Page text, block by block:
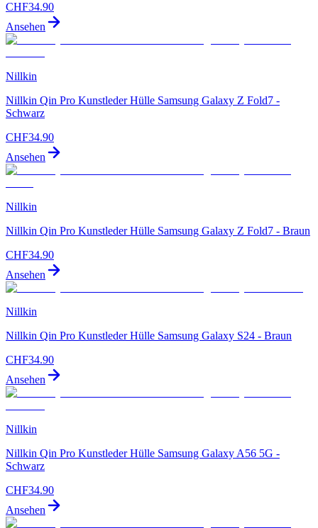
CHF34.90
Ansehen
Nillkin
Nillkin Qin Pro Kunstleder Hülle Samsung Galaxy Z Fold7 -
Schwarz
CHF34.90
Ansehen
Nillkin
Nillkin Qin Pro Kunstleder Hülle Samsung Galaxy Z Fold7 - Braun
CHF34.90
Ansehen
Nillkin
Nillkin Qin Pro Kunstleder Hülle Samsung Galaxy S24 - Braun
CHF34.90
Ansehen
Nillkin
Nillkin Qin Pro Kunstleder Hülle Samsung Galaxy A56 5G -
Schwarz
CHF34.90
Ansehen